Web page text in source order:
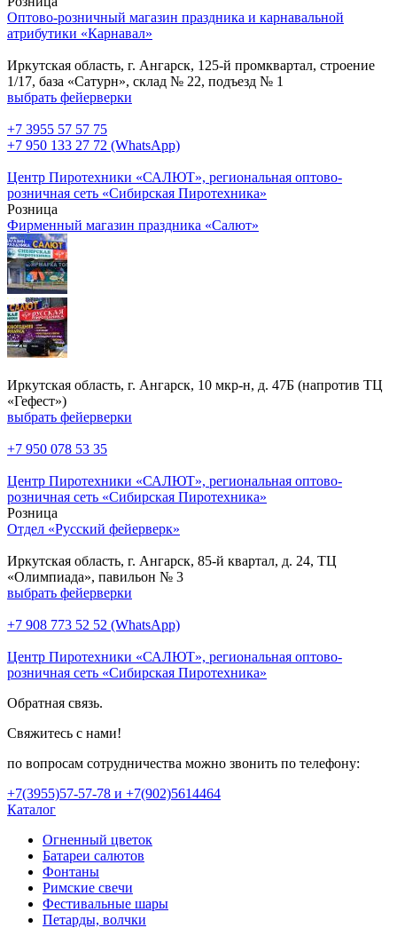
Оптово-розничный магазин праздника и карнавальной
атрибутики «Карнавал»
Иркутская область, г. Ангарск, 125-й промквартал, строение
1/17, база «Сатурн», склад № 22, подъезд № 1
выбрать фейерверки
+7 3955 57 57 75
+7 950 133 27 72 (WhatsApp)
Центр Пиротехники «САЛЮТ», региональная оптово-
розничная сеть «Сибирская Пиротехника»
Розница
Фирменный магазин праздника «Салют»
Иркутская область, г. Ангарск, 10 мкр-н, д. 47Б (напротив ТЦ
«Гефест»)
выбрать фейерверки
+7 950 078 53 35
Центр Пиротехники «САЛЮТ», региональная оптово-
розничная сеть «Сибирская Пиротехника»
Розница
Отдел «Русский фейерверк»
Иркутская область, г. Ангарск, 85-й квартал, д. 24, ТЦ
«Олимпиада», павильон № 3
выбрать фейерверки
+7 908 773 52 52 (WhatsApp)
Центр Пиротехники «САЛЮТ», региональная оптово-
розничная сеть «Сибирская Пиротехника»
Обратная связь.
Свяжитесь с нами!
по вопросам сотрудничества можно звонить по телефону:
+7(3955)57-57-78 и +7(902)5614464
Каталог
Огненный цветок
Батареи салютов
Фонтаны
Римские свечи
Фестивальные шары
Петарды, волчки